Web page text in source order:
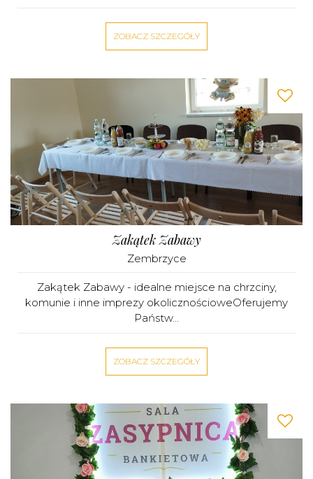
ZOBACZ SZCZEGÓŁY
Zakątek Zabawy
Zembrzyce
Zakątek Zabawy - idealne miejsce na chrzciny,
komunie i inne imprezy okolicznościoweOferujemy
Państw...
ZOBACZ SZCZEGÓŁY